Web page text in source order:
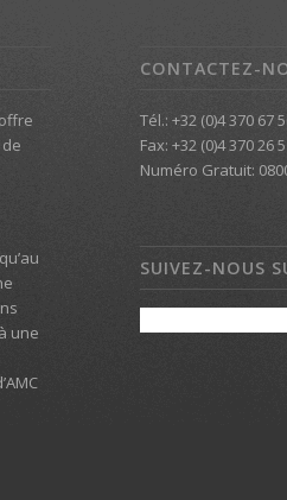
une
CONTACTEZ-
Tél.: +32 (0)4 370 67
Fax: +32 (0)4 370 26
Numéro Gratuit:
SUIVEZ-NOUS